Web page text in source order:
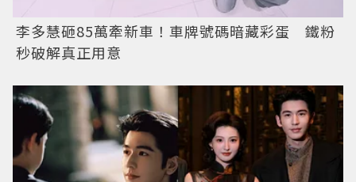
李多慧砸85萬牽新車！車牌號碼暗藏彩蛋 鐵粉
秒破解真正用意